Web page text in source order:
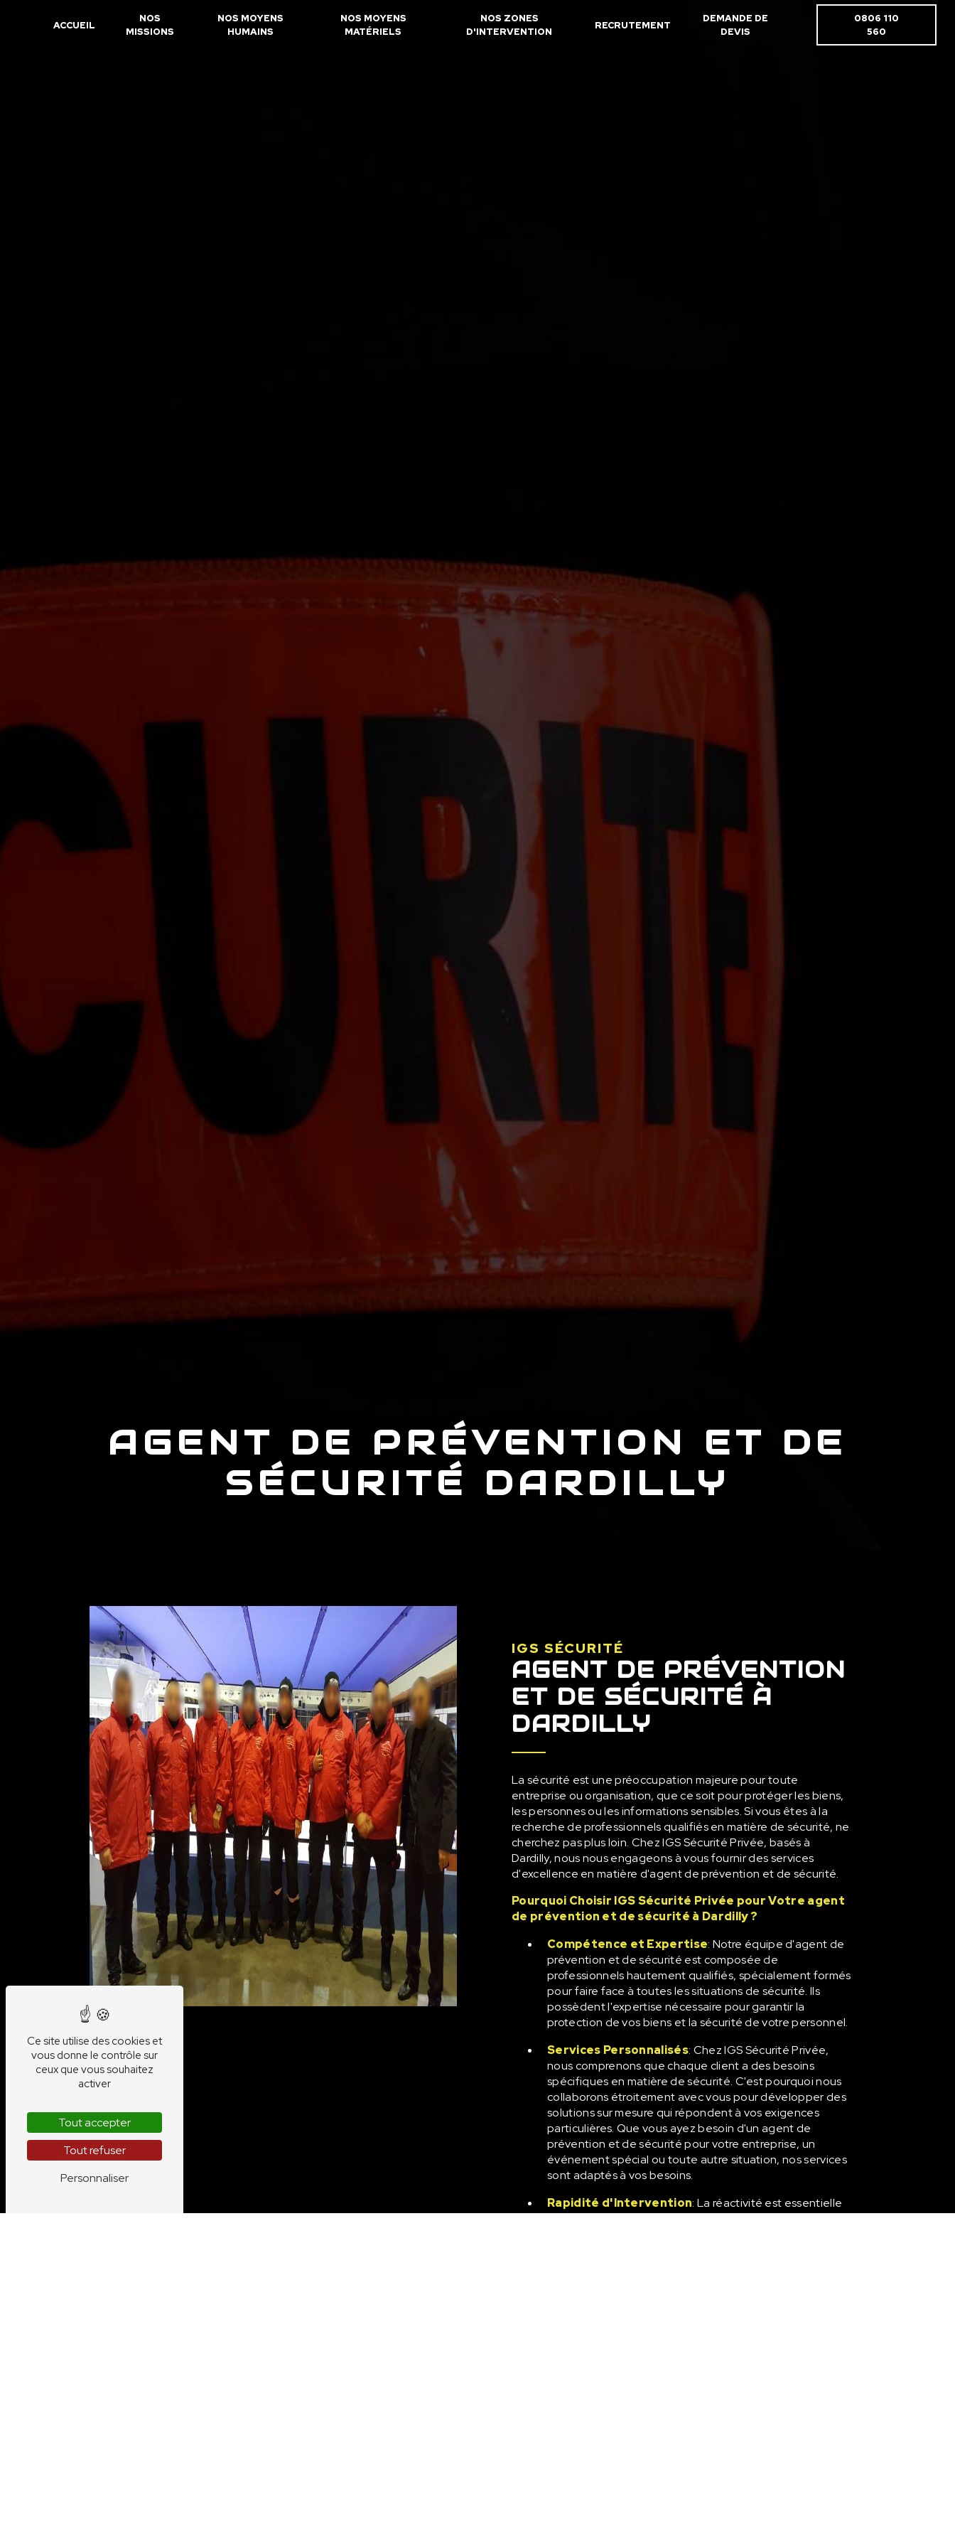
ACCUEIL
NOS
MISSIONS
NOS MOYENS
HUMAINS
NOS MOYENS
MATÉRIELS
NOS ZONES
D'INTERVENTION
RECRUTEMENT
DEMANDE DE
DEVIS
0806 110
560
AGENT DE PRÉVENTION ET DE
SÉCURITÉ DARDILLY
IGS SÉCURITÉ
AGENT DE PRÉVENTION
ET DE SÉCURITÉ À
DARDILLY
La sécurité est une préoccupation majeure pour toute
entreprise ou organisation, que ce soit pour protéger les biens,
les personnes ou les informations sensibles. Si vous êtes à la
recherche de professionnels qualifiés en matière de sécurité, ne
cherchez pas plus loin. Chez IGS Sécurité Privée, basés à
Dardilly, nous nous engageons à vous fournir des services
d'excellence en matière d'agent de prévention et de sécurité.
Pourquoi Choisir IGS Sécurité Privée pour Votre agent
de prévention et de sécurité à Dardilly ?
Compétence et Expertise: Notre équipe d'agent de
prévention et de sécurité est composée de
professionnels hautement qualifiés, spécialement formés
pour faire face à toutes les situations de sécurité. Ils
possèdent l'expertise nécessaire pour garantir la
protection de vos biens et la sécurité de votre personnel.
Services Personnalisés: Chez IGS Sécurité Privée,
nous comprenons que chaque client a des besoins
spécifiques en matière de sécurité. C'est pourquoi nous
collaborons étroitement avec vous pour développer des
solutions sur mesure qui répondent à vos exigences
particulières. Que vous ayez besoin d'un agent de
prévention et de sécurité pour votre entreprise, un
événement spécial ou toute autre situation, nos services
sont adaptés à vos besoins.
Rapidité d'Intervention: La réactivité est essentielle
en matière de sécurité. Nos agents de prévention et de
Ce site utilise des cookies et
vous donne le contrôle sur
ceux que vous souhaitez
activer
Tout accepter
Tout refuser
Personnaliser